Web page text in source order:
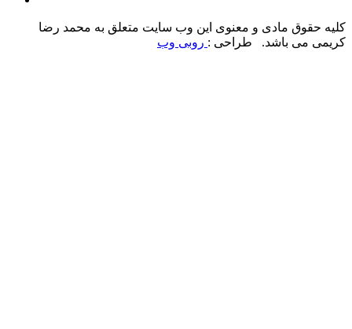
کلیه حقوق مادی و معنوی این وب سایت متعلق به محمد رضا
کریمی می باشد. طراحی : روبی وب